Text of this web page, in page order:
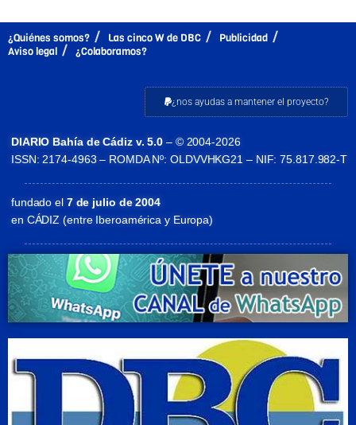
¿Quiénes somos? Las cinco W de DBC
Publicidad
Aviso legal
¿Colaboramos?
¿nos ayudas a mantener el proyecto?
DIARIO Bahía de Cádiz v. 5.0 – © 2004-2026
ISSN: 2174-4963 – ROMDA Nº: OLDVVHKG21 – NIF: 75.817.982-T
fundado el7 de julio de 2004
en CÁDIZ (entre Iberoamérica y Europa)